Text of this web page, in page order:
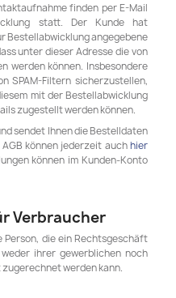
finden per E-Mail
statt. Der Kunde hat
Bestellabwicklung angegebene
unter dieser Adresse die von
werden können. Insbesondere
SPAM-Filtern sicherzustellen,
mit der Bestellabwicklung
zugestellt werden können.
sendet Ihnen die Bestelldaten
können jederzeit auchhier
können im Kunden-Konto
Verbraucher
die ein Rechtsgeschäft
ihrer gewerblichen noch
werden kann.